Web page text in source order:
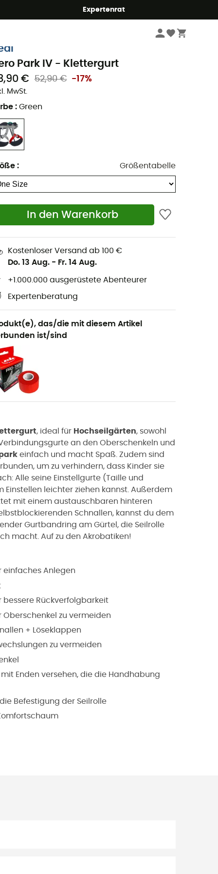
Expertenrat
Park IV - Klettergurt
€
52,90 € -17%
MwSt.
: Green
: Größentabelle
In den Warenkorb
Kostenloser Versand ab 100 €
Do. 13 Aug. - Fr. 14 Aug.
+1.000.000 ausgerüstete Abenteurer
Expertenberatung
das/die mit diesem Artikel
ist/sind
, ideal für Hochseilgärten, sowohl
an den Oberschenkeln und
einfach und macht Spaß. Zudem sind
um zu verhindern, dass Kinder sie
Alle seine Einstellgurte (Taille und
Einstellen leichter ziehen kannst. Außerdem
mit einem austauschbaren hinteren
Schnallen, kannst du dem
Gurtbandring am Gürtel, die Seilrolle
macht. Auf zu den Akrobatiken!
einfaches Anlegen
bessere Rückverfolgbarkeit
zu vermeiden
+ Löseklappen
zu vermeiden
Enden versehen, die die Handhabung
Befestigung der Seilrolle